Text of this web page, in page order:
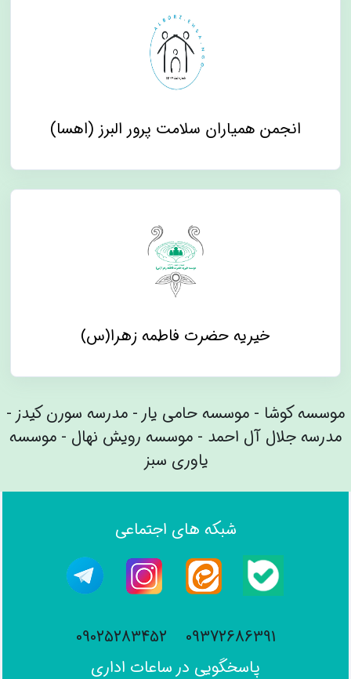
انجمن همیاران سلامت پرور البرز (اهسا)
خیریه حضرت فاطمه زهرا(س)
موسسه کوشا - موسسه حامی یار - مدرسه سورن کیدز -
مدرسه جلال آل احمد - موسسه رویش نهال - موسسه
یاوری سبز
شبکه های اجتماعی
09372686391
09025283452
پاسخگویی در ساعات اداری